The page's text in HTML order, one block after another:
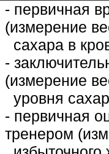
- первичная
(измерение
сахара в
-
(измерение
уровня
- первичная
тренером